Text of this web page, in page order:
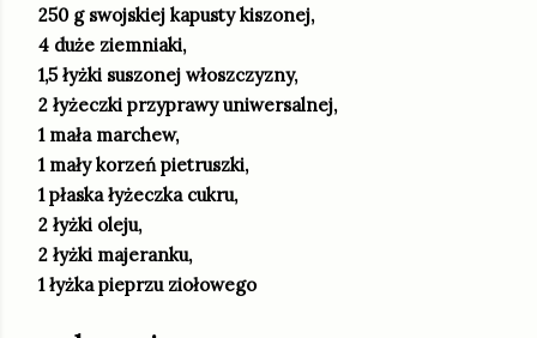
250g swojskiej kapusty kiszonej,
4 duże ziemniaki,
1,5 łyżki suszonej włoszczyzny,
2 łyżeczki przyprawy uniwersalnej,
1 mała marchew,
1 mały korzeń pietruszki,
1 płaska łyżeczka cukru,
2 łyżki oleju,
2 łyżki majeranku,
1 łyżka pieprzu ziołowego